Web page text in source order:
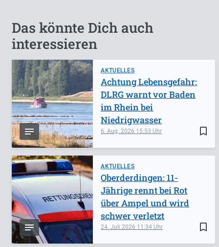
Das könnte Dich auch
interessieren
AKTUELLES
bookmark_border
6. Aug. 2026 15:53
Achtung Lebensgefahr:
DLRG warnt vor Baden
im Rhein bei
Niedrigwasser
AKTUELLES
bookmark_border
24. Juli 2026 11:34
Oberderdingen: 11-
Jährige rennt bei Rot
über Ampel und wird
schwer verletzt